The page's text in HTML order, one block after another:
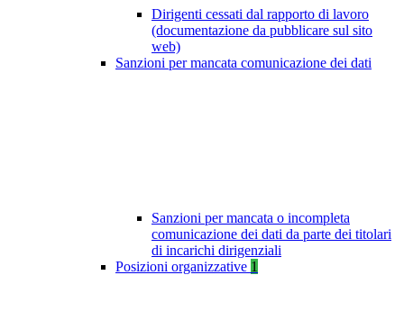
Dirigenti cessati dal rapporto di lavoro
(documentazione da pubblicare sul sito
web)
Sanzioni per mancata comunicazione dei dati
Sanzioni per mancata o incompleta
comunicazione dei dati da parte dei titolari
di incarichi dirigenziali
Posizioni organizzative 1